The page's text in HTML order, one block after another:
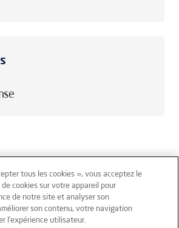
Conditions générales
tous les cookies », vous acceptez le
cookies sur votre appareil pour
de notre site et analyser son
son contenu, votre navigation
l’expérience utilisateur.